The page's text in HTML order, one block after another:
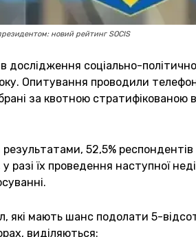
новий рейтинг SOCIS
дослідження соціально-
Опитування проводили
за квотною стратифікованою
52,5%
разі їх проведення наступної
які мають шанс подолати 5-
виділяються: